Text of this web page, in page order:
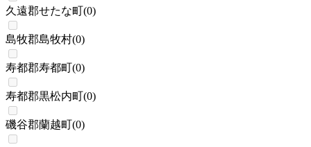
久遠郡せたな町(0)
島牧郡島牧村(0)
寿都郡寿都町(0)
寿都郡黒松内町(0)
磯谷郡蘭越町(0)